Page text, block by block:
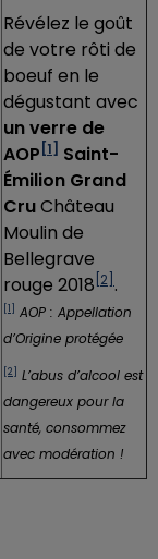
Révélez le goût
de votre rôti de
boeuf en le
dégustant avec
un verre de
AOP [1] Saint-
Émilion Grand
CruChâteau
Moulin de
Bellegrave
rouge 2018 [2] .
[1] AOP : Appellation
d’Origine protégée
[2] L’abus d’alcool est
dangereux pour la
santé, consommez
avec modération !